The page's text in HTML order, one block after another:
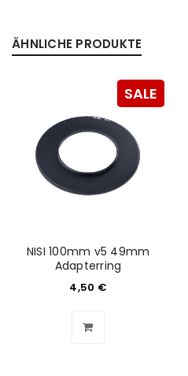
ANMELDEN
ÄHNLICHE PRODUKTE
SALE
NISI 100mm v5 49mm
Adapterring
4,50 €